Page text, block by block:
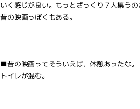
いく感じが良い。もっとざっくり７人集う
昔の映画っぽくもある。
■昔の映画ってそういえば、休憩あったな
トイレが混む。